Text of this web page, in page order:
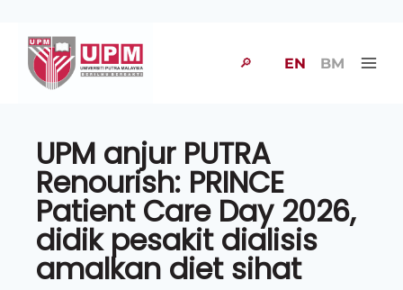
🔎 EN BM
UPM anjur PUTRA
Renourish: PRINCE
Patient Care Day 2026,
didik pesakit dialisis
amalkan diet sihat